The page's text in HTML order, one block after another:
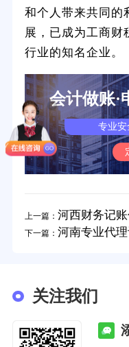
和个人带来共同的
展，已成为工商财
行业的知名企业。
会计做账·
专业
上一篇： 河西财务记
下一篇： 河南专业代
关注我们